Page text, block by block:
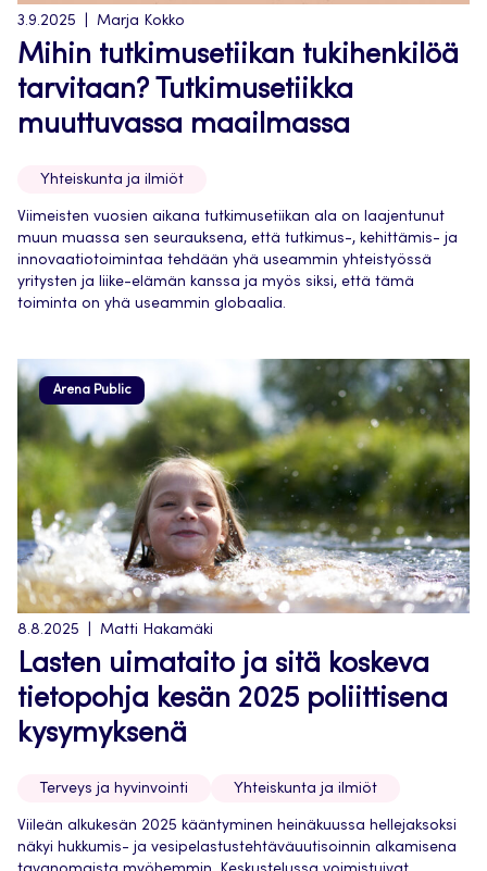
3.9.2025 Marja Kokko
Mihin tutkimusetiikan tukihenkilöä
tarvitaan? Tutkimusetiikka
muuttuvassa maailmassa
Yhteiskunta ja ilmiöt
Viimeisten vuosien aikana tutkimusetiikan ala on laajentunut
muun muassa sen seurauksena, että tutkimus-, kehittämis- ja
innovaatiotoimintaa tehdään yhä useammin yhteistyössä
yritysten ja liike-elämän kanssa ja myös siksi, että tämä
toiminta on yhä useammin globaalia.
Arena Public
8.8.2025 Matti Hakamäki
Lasten uimataito ja sitä koskeva
tietopohja kesän 2025 poliittisena
kysymyksenä
Terveys ja hyvinvointi Yhteiskunta ja ilmiöt
Viileän alkukesän 2025 kääntyminen heinäkuussa hellejaksoksi
näkyi hukkumis- ja vesipelastustehtäväuutisoinnin alkamisena